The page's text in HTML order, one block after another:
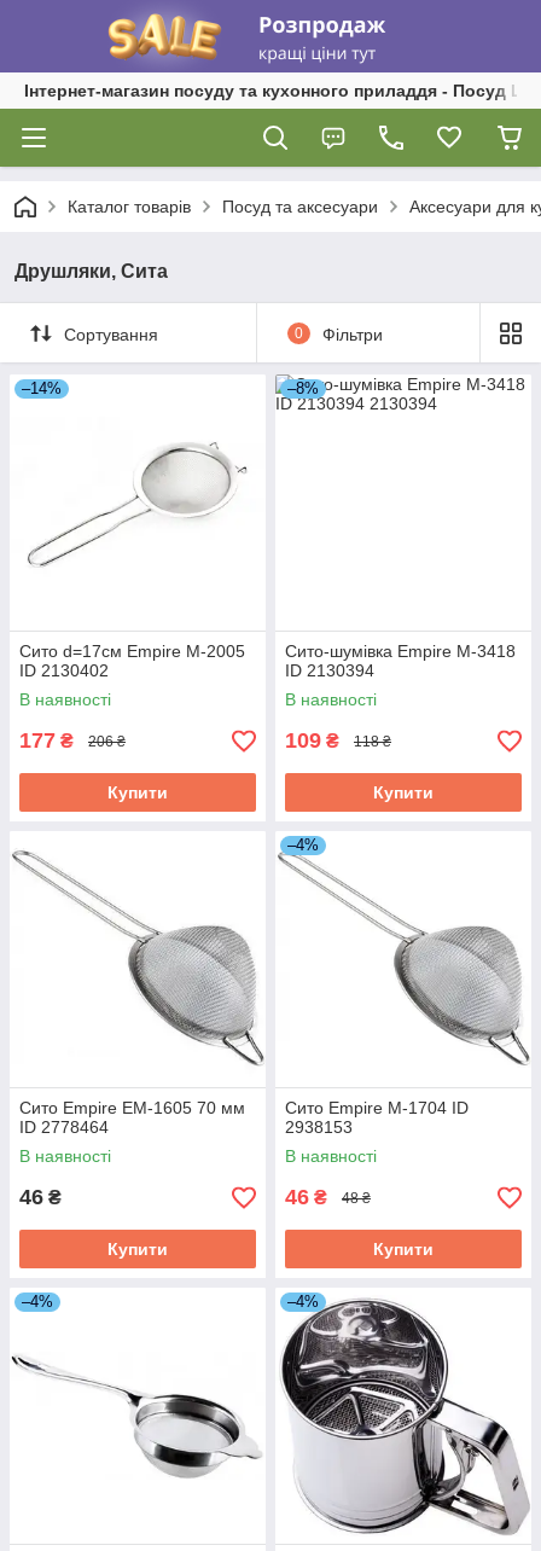
Інтернет-магазин посуду та кухонного приладдя - Посуд
Каталог товарів Посуд та аксесуари Аксесуари для
Друшляки, Сита
Сортування 0 Фільтри
–14%
Сито d=17см Empire М-2005
ID 2130402
В наявності
177 ₴ 206 ₴
Купити
–8%
Сито-шумівка Empire М-3418
ID 2130394
В наявності
109 ₴ 118 ₴
Купити
Сито Empire EM-1605 70 мм
ID 2778464
В наявності
46 ₴
Купити
–4%
Сито Empire М-1704 ID
2938153
В наявності
46 ₴ 48 ₴
Купити
–4% –4%